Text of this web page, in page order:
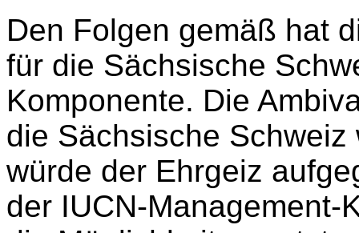
Den Folgen gemäß hat
für die Sächsische
Komponente. Die
die Sächsische
würde der Ehrgeiz
der IUCN-Management-